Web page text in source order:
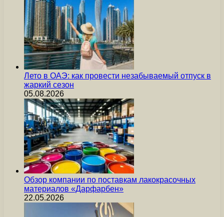
Лето в ОАЭ: как провести незабываемый отпуск в
жаркий сезон
05.08.2026
Обзор компании по поставкам лакокрасочных
материалов «Дарфарбен»
22.05.2026